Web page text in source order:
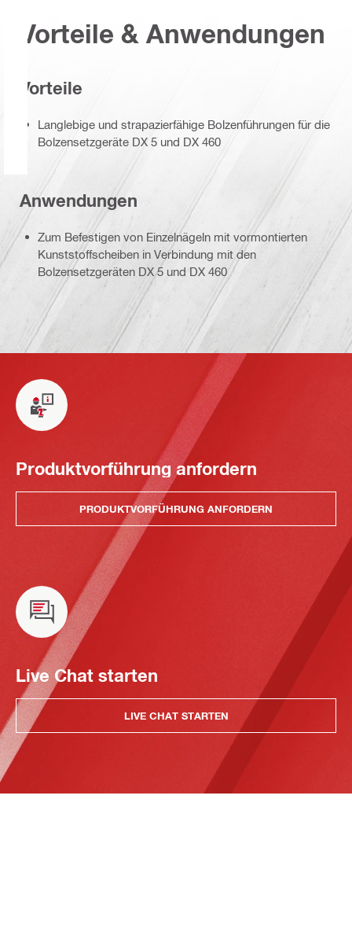
Vorteile & Anwendungen
Vorteile
Langlebige und strapazierfähige Bolzenführungen für die
Bolzensetzgeräte DX 5 und DX 460
Anwendungen
Zum Befestigen von Einzelnägeln mit vormontierten
Kunststoffscheiben in Verbindung mit den
Bolzensetzgeräten DX 5 und DX 460
Produktvorführung anfordern
PRODUKTVORFÜHRUNG ANFORDERN
Live Chat starten
LIVE CHAT STARTEN